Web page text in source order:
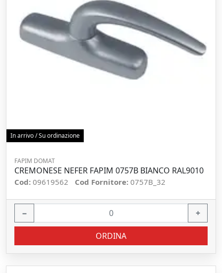
In arrivo / Su ordinazione
FAPIM DOMAT
CREMONESE NEFER FAPIM 0757B BIANCO RAL9010
Cod: 09619562 Cod Fornitore: 0757B_32
− +
ORDINA